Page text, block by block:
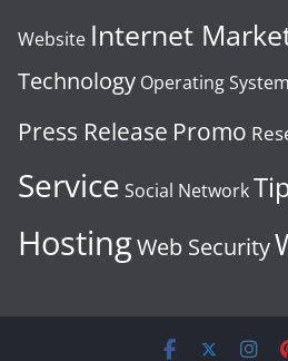
Website Internet
Technology Operating System
Press Release Promo
Service Social Network
HostingWeb Security